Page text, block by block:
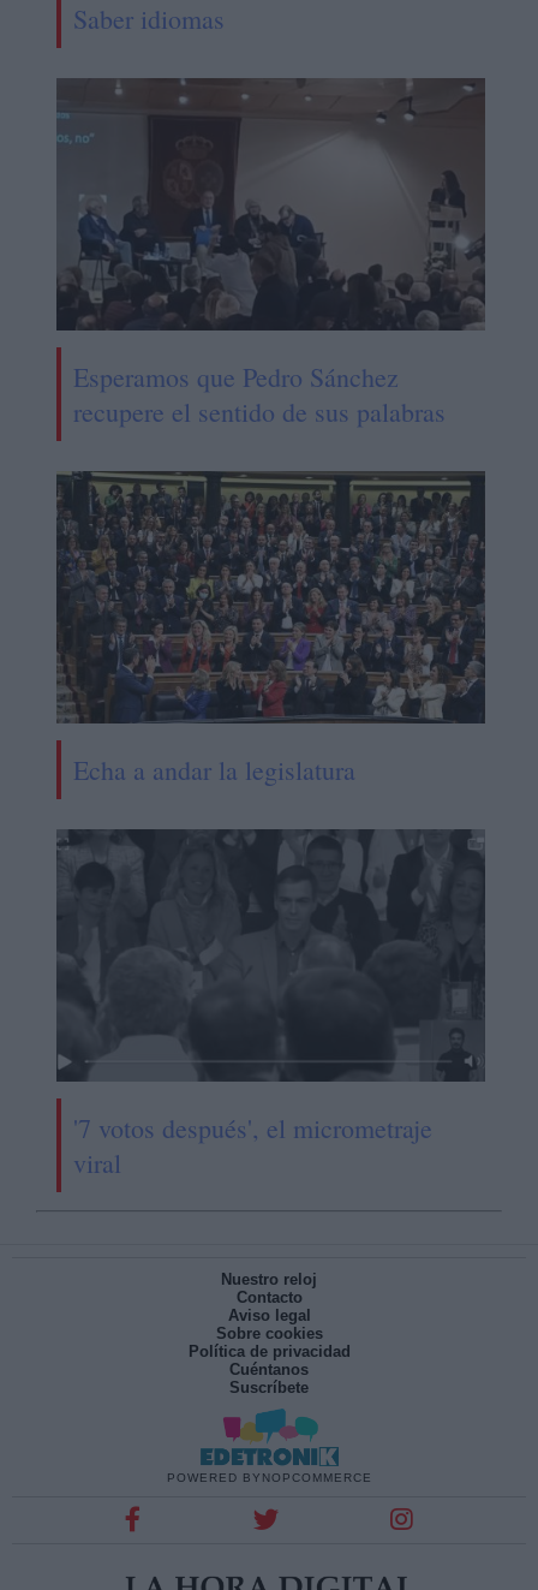
Saber idiomas
Esperamos que Pedro Sánchez
recupere el sentido de sus palabras
Echa a andar la legislatura
'7 votos después', el micrometraje
viral
Nuestro reloj
Contacto
Aviso legal
Sobre cookies
Política de privacidad
Cuéntanos
Suscríbete
POWERED BY NOPCOMMERCE